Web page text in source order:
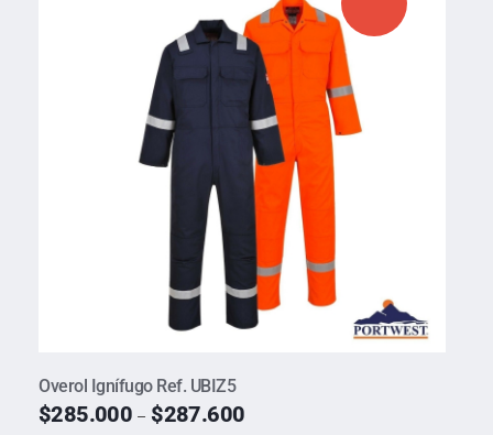
Overol Ignífugo Ref. UBIZ5
$285.000 – $287.600